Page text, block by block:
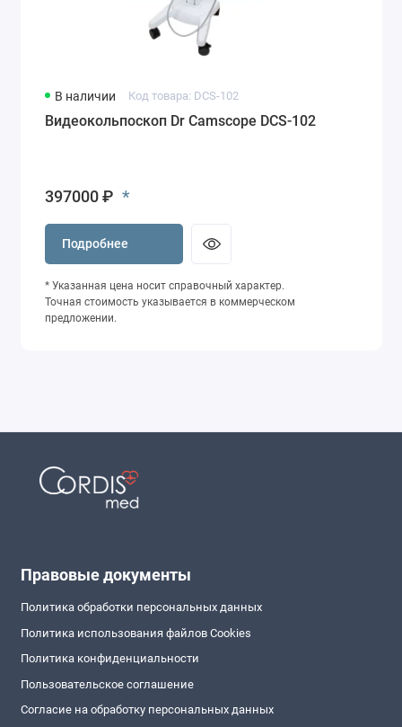
В наличии Код товара: DCS-102
Видеокольпоскоп Dr Camscope DCS-102
397000 ₽ *
Подробнее
* Указанная цена носит справочный характер.
Точная стоимость указывается в коммерческом
предложении.
Правовые документы
Политика обработки персональных данных
Политика использования файлов Cookies
Политика конфиденциальности
Пользовательское соглашение
Согласие на обработку персональных данных